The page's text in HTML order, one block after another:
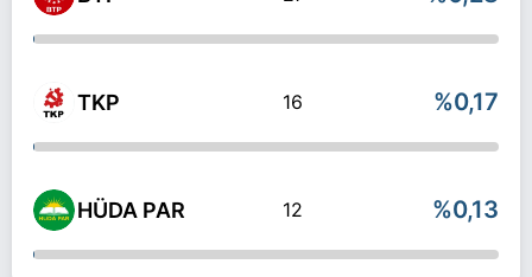
TKP 16 %0,17
HÜDA PAR 12 %0,13